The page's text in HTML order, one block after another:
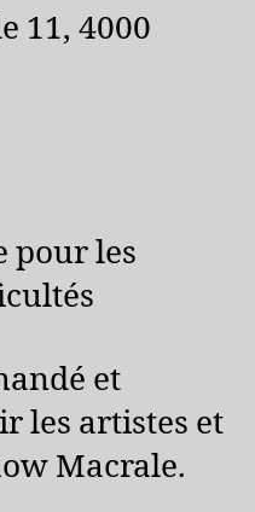
11, 4000
pour les
et
les artistes et
Macrale.